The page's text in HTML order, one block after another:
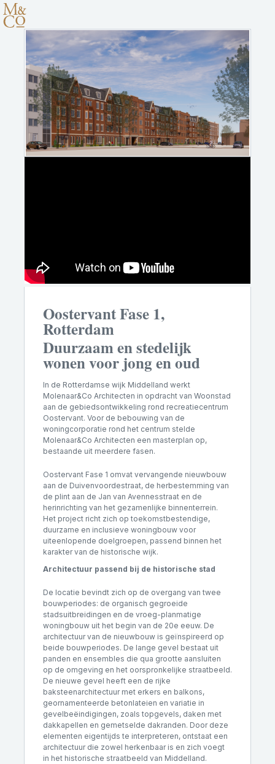
Oostervant Fase 1,
Rotterdam
Duurzaam en stedelijk
wonen voor jong en oud
In de Rotterdamse wijk Middelland werkt
Molenaar&Co Architecten in opdracht van Woonstad
aan de gebiedsontwikkeling rond recreatiecentrum
Oostervant. Voor de bebouwing van de
woningcorporatie rond het centrum stelde
Molenaar&Co Architecten een masterplan op,
bestaande uit meerdere fasen.
Oostervant Fase 1 omvat vervangende nieuwbouw
aan de Duivenvoordestraat, de herbestemming van
de plint aan de Jan van Avennesstraat en de
herinrichting van het gezamenlijke binnenterrein.
Het project richt zich op toekomstbestendige,
duurzame en inclusieve woningbouw voor
uiteenlopende doelgroepen, passend binnen het
karakter van de historische wijk.
Architectuur passend bij de historische stad
De locatie bevindt zich op de overgang van twee
bouwperiodes: de organisch gegroeide
stadsuitbreidingen en de vroeg-planmatige
woningbouw uit het begin van de 20e eeuw. De
architectuur van de nieuwbouw is geïnspireerd op
beide bouwperiodes. De lange gevel bestaat uit
panden en ensembles die qua grootte aansluiten
op de omgeving en het oorspronkelijke straatbeeld.
De nieuwe gevel heeft een de rijke
baksteenarchitectuur met erkers en balkons,
geornamenteerde betonlateien en variatie in
gevelbeëindigingen, zoals topgevels, daken met
dakkapellen en gemetselde dakranden. Door deze
elementen eigentijds te interpreteren, ontstaat een
architectuur die zowel herkenbaar is en zich voegt
in het historische straatbeeld van Middelland.